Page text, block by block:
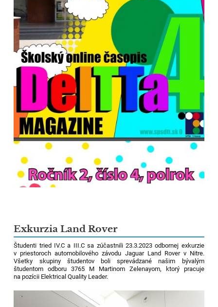
Exkurzia Land Rover
Študenti tried IV.C a III.C sa zúčastnili 23.3.2023 odbornej exkurzie
v priestoroch automobilového závodu Jaguar Land Rover v Nitre.
Všetky skupiny študentov boli sprevádzané našim bývalým
študentom odboru 3765 M Martinom Zelenayom, ktorý pracuje
na pozícii Elektrical Quality Leader.